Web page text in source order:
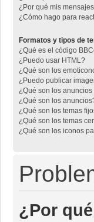
¿Por qué mis
¿Cómo hago para
Formatos y tipos de
¿Qué es el código
¿Puedo usar HTML?
¿Qué son los
¿Puedo publicar
¿Qué son los
¿Qué son los
¿Qué son los temas
¿Qué son los temas
¿Qué son los iconos
¿Por